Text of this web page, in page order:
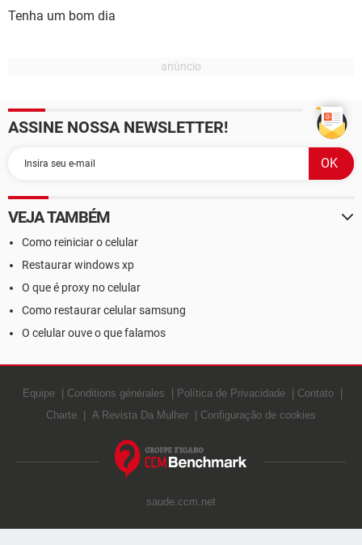
Tenha um bom dia
ASSINE NOSSA NEWSLETTER!
VEJA TAMBÉM
Como reiniciar o celular
Restaurar windows xp
O que é proxy no celular
Como restaurar celular samsung
O celular ouve o que falamos
Equipe Conditions générales Política de Privacidade
Contato
Charte
A Revista Da Mulher Configuração de cookies
saude.ccm.net